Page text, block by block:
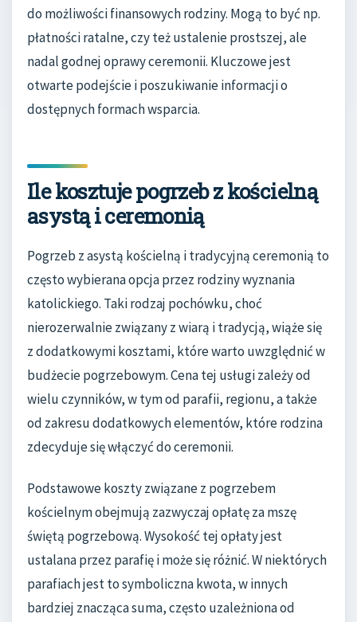
do możliwości finansowych rodziny. Mogą to być np.
płatności ratalne, czy też ustalenie prostszej, ale
nadal godnej oprawy ceremonii. Kluczowe jest
otwarte podejście i poszukiwanie informacji o
dostępnych formach wsparcia.
Ile kosztuje pogrzeb z kościelną
asystą i ceremonią
Pogrzeb z asystą kościelną i tradycyjną ceremonią to
często wybierana opcja przez rodziny wyznania
katolickiego. Taki rodzaj pochówku, choć
nierozerwalnie związany z wiarą i tradycją, wiąże się
z dodatkowymi kosztami, które warto uwzględnić w
budżecie pogrzebowym. Cena tej usługi zależy od
wielu czynników, w tym od parafii, regionu, a także
od zakresu dodatkowych elementów, które rodzina
zdecyduje się włączyć do ceremonii.
Podstawowe koszty związane z pogrzebem
kościelnym obejmują zazwyczaj opłatę za mszę
świętą pogrzebową. Wysokość tej opłaty jest
ustalana przez parafię i może się różnić. W niektórych
parafiach jest to symboliczna kwota, w innych
bardziej znacząca suma, często uzależniona od